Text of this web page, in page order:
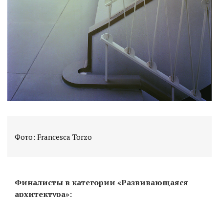
Фото: Francesca Torzo
Финалисты в категории «Развивающаяся
архитектура»: